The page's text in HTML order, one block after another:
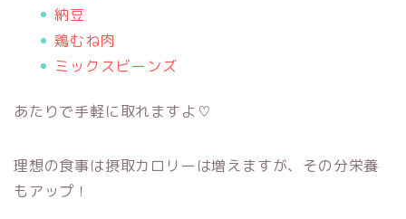
納豆
鶏むね肉
ミックスビーンズ
あたりで手軽に取れますよ♡
理想の食事は摂取カロリーは増えますが、その分栄養
もアップ！